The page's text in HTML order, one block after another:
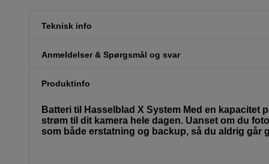
Teknisk info
Anmeldelser & Spørgsmål og svar
Produktinfo
Batteri til Hasselblad X System Med en kapacitet
strøm til dit kamera hele dagen. Uanset om du
som både erstatning og backup, så du aldrig går